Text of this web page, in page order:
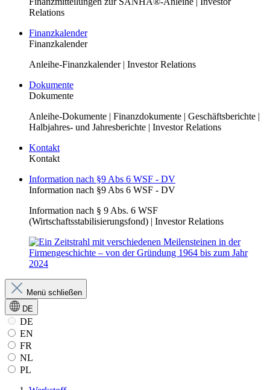
Relations
Finanzkalender
Finanzkalender
Anleihe-Finanzkalender | Investor Relations
Dokumente
Dokumente
Anleihe-Dokumente | Finanzdokumente | Geschäftsberichte |
Halbjahres- und Jahresberichte | Investor Relations
Kontakt
Kontakt
Information nach §9 Abs 6 WSF - DV
Information nach §9 Abs 6 WSF - DV
Information nach § 9 Abs. 6 WSF
(Wirtschaftsstabilisierungsfond) | Investor Relations
Menü schließen
DE
DE
EN
FR
NL
PL